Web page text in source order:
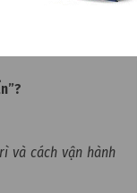
và cách vận hành